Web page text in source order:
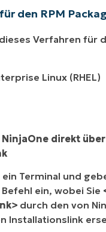
den RPM
Verfahren für
Linux (RHEL)
direkt
Terminal und
ein, wobei Sie
durch den von
Installationslink